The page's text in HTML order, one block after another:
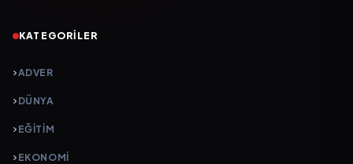
KATEGORILER
ADVER
DÜNYA
EĞİTİM
EKONOMİ